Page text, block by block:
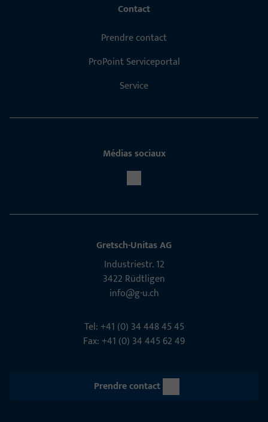
Contact
Prendre contact
ProPoint Serviceportal
Service
Médias sociaux
Gretsch-Unitas AG
Indu­s­triestr. 12
3422 Rüdt­ligen
info@g-u.ch
Tel: +41 (0) 34 448 45 45
Fax: +41 (0) 34 445 62 49
Prendre contact